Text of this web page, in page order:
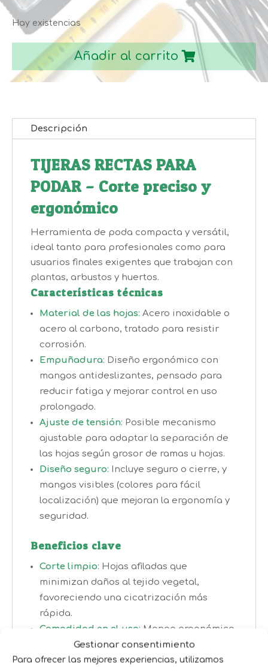
Gestionar consentimiento
Para ofrecer las mejores experiencias, utilizamos
Hay existencias
TIJERAS
RECTAS
PARA
PODAR
Añadir al carrito
Descripción
TIJERAS RECTAS PARA
PODAR – Corte preciso y
ergonómico
Herramienta de poda compacta y versátil,
ideal tanto para profesionales como para
usuarios finales exigentes que trabajan con
plantas, arbustos y huertos.
Características técnicas
Material de las hojas: Acero inoxidable o
acero al carbono, tratado para resistir
corrosión.
Empuñadura: Diseño ergonómico con
mangos antideslizantes, pensado para
reducir fatiga y mejorar control en uso
prolongado.
Ajuste de tensión: Posible mecanismo
ajustable para adaptar la separación de
las hojas según grosor de ramas u hojas.
Diseño seguro: Incluye seguro o cierre, y
mangos visibles (colores para fácil
localización) que mejoran la ergonomía y
seguridad.
Beneficios clave
Corte limpio: Hojas afiladas que
minimizan daños al tejido vegetal,
favoreciendo una cicatrización más
rápida.
Comodidad en el uso: Mango ergonómico
y ligereza relativa que permiten trabajar
durante períodos largos sin exceso de